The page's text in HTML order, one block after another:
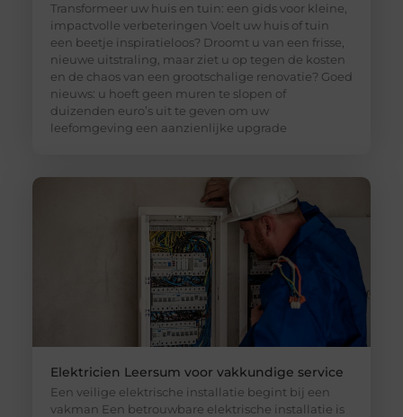
Transformeer uw huis en tuin: een gids voor kleine,
impactvolle verbeteringen Voelt uw huis of tuin
een beetje inspiratieloos? Droomt u van een frisse,
nieuwe uitstraling, maar ziet u op tegen de kosten
en de chaos van een grootschalige renovatie? Goed
nieuws: u hoeft geen muren te slopen of
duizenden euro’s uit te geven om uw
leefomgeving een aanzienlijke upgrade
Elektricien Leersum voor vakkundige service
Een veilige elektrische installatie begint bij een
vakman Een betrouwbare elektrische installatie is